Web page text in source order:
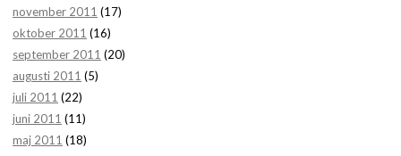
november 2011 (17)
oktober 2011 (16)
september 2011 (20)
augusti 2011 (5)
juli 2011 (22)
juni 2011 (11)
maj 2011 (18)